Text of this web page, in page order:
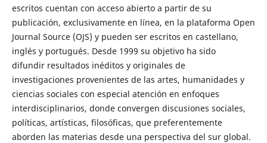
escritos cuentan con acceso abierto a partir de su
publicación, exclusivamente en línea, en la plataforma Open
Journal Source (OJS) y pueden ser escritos en castellano,
inglés y portugués. Desde 1999 su objetivo ha sido
difundir resultados inéditos y originales de
investigaciones provenientes de las artes, humanidades y
ciencias sociales con especial atención en enfoques
interdisciplinarios, donde convergen discusiones sociales,
políticas, artísticas, filosóficas, que preferentemente
aborden las materias desde una perspectiva del sur global.